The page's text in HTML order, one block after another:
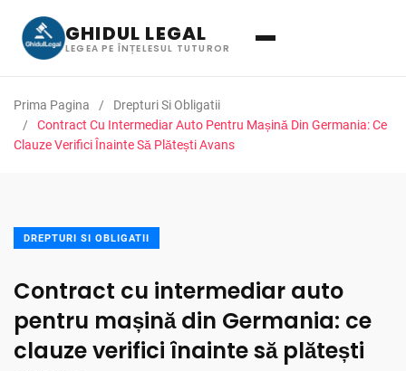
GHIDUL LEGAL
LEGEA PE ÎNȚELESUL TUTUROR
Prima Pagina
Drepturi Si Obligatii
Contract Cu Intermediar Auto Pentru Mașină Din Germania: Ce
Clauze Verifici Înainte Să Plătești Avans
DREPTURI SI OBLIGATII
Contract cu intermediar auto
pentru mașină din Germania: ce
clauze verifici înainte să plătești